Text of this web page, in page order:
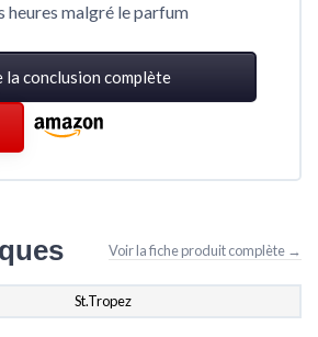
heures malgré le parfum
la conclusion complète
Voir la fiche produit complète →
St.Tropez